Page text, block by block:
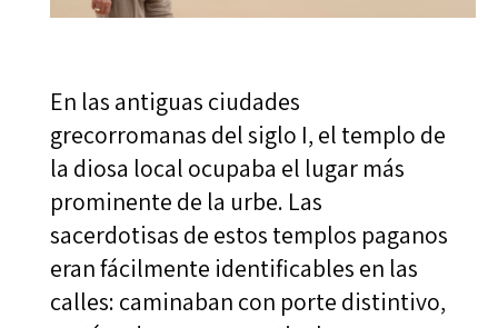
En las antiguas ciudades
grecorromanas del siglo I, el templo de
la diosa local ocupaba el lugar más
prominente de la urbe. Las
sacerdotisas de estos templos paganos
eran fácilmente identificables en las
calles: caminaban con porte distintivo,